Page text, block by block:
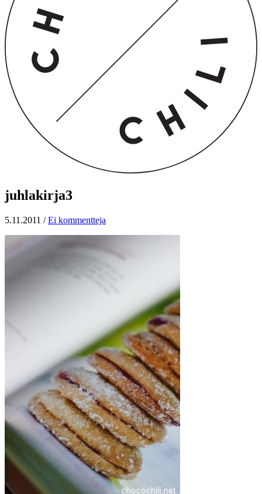
juhlakirja3
5.11.2011 / Ei kommentteja